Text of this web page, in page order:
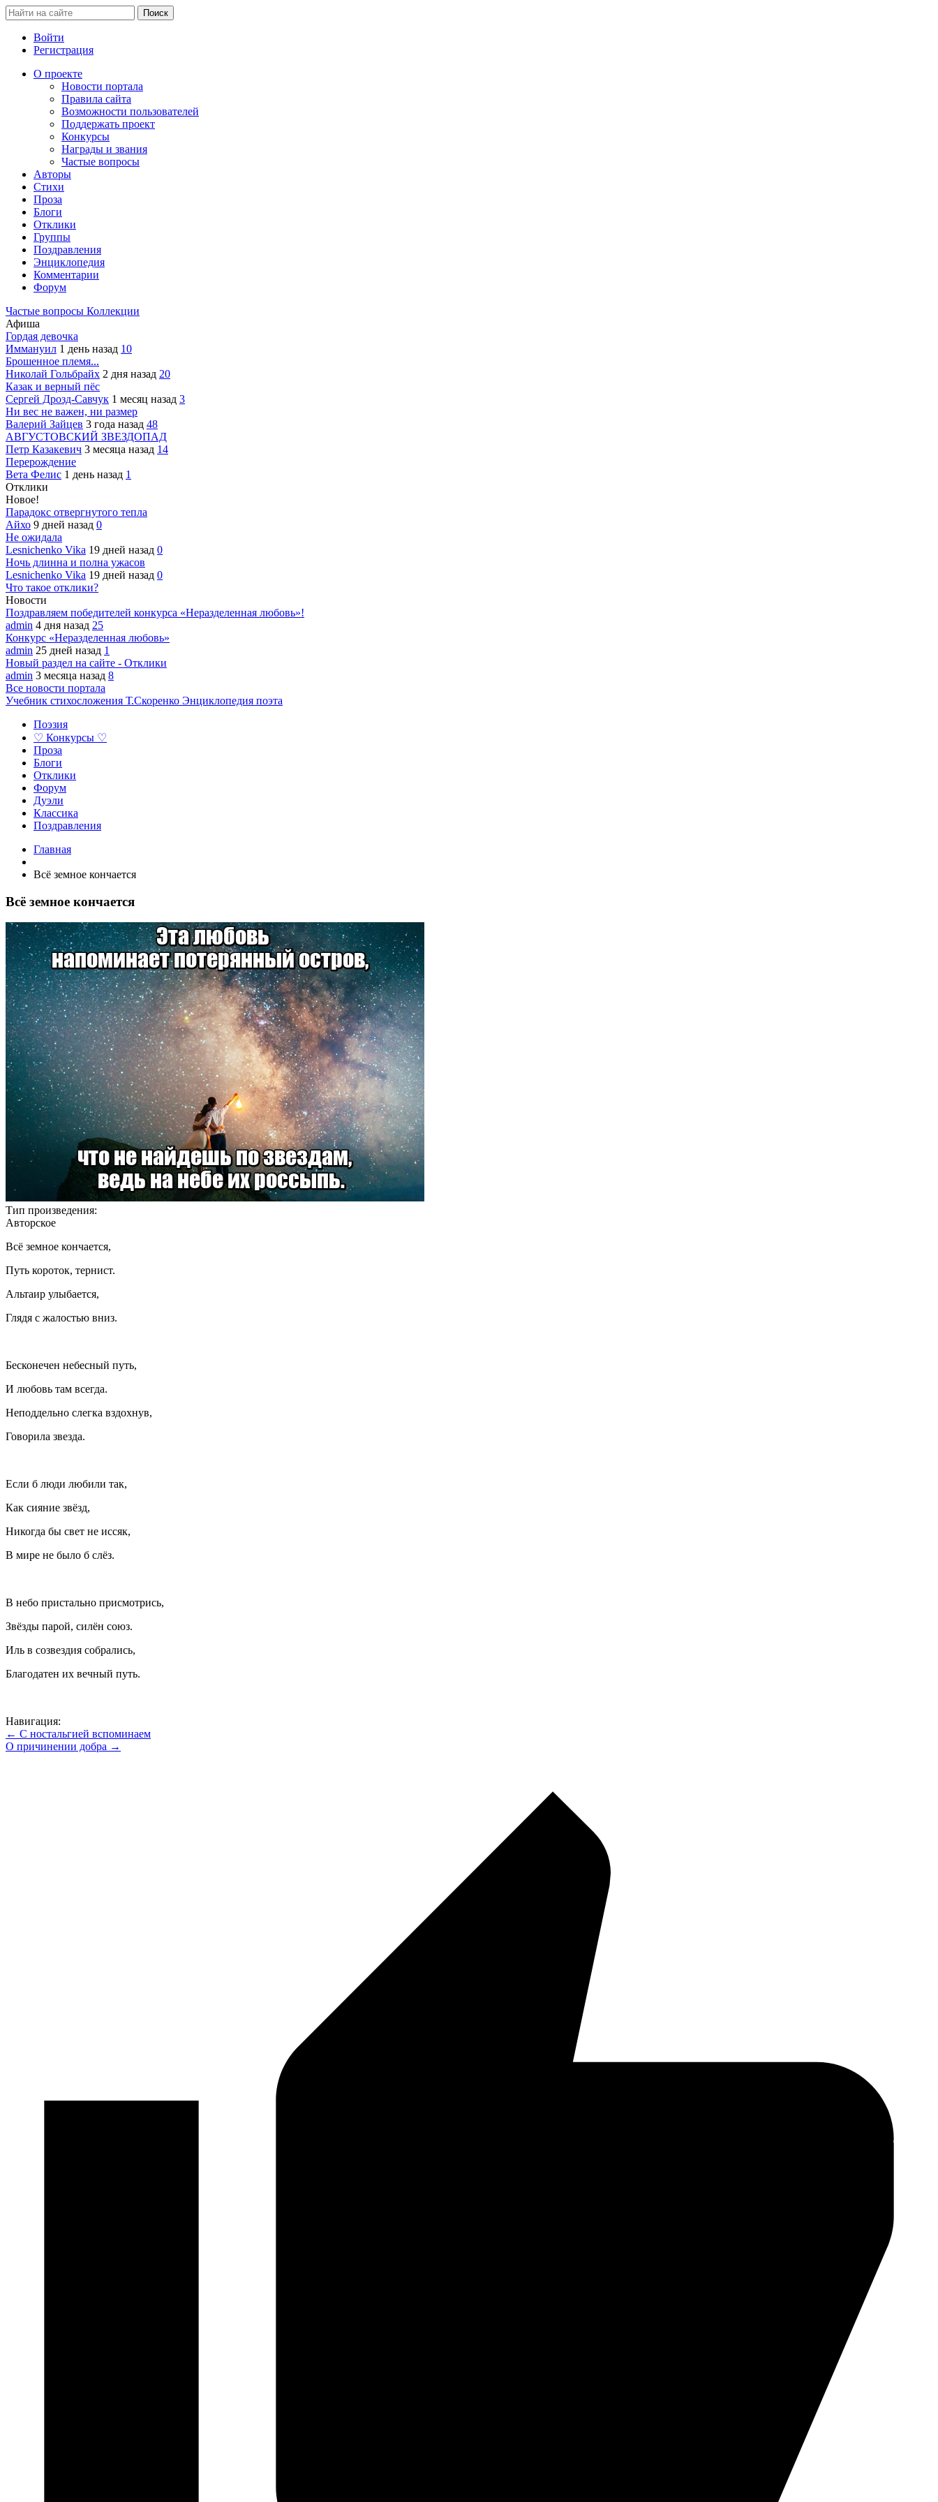
Войти
Регистрация
О проекте
Новости портала
Правила сайта
Возможности пользователей
Поддержать проект
Конкурсы
Награды и звания
Частые вопросы
Авторы
Стихи
Проза
Блоги
Отклики
Группы
Поздравления
Энциклопедия
Комментарии
Форум
Частые вопросы Коллекции
Афиша
Гордая девочка
Иммануил 1 день назад 10
Брошенное племя...
Николай Гольбрайх 2 дня назад 20
Казак и верный пёс
Сергей Дрозд-Савчук 1 месяц назад 3
Ни вес не важен, ни размер
Валерий Зайцев 3 года назад 48
АВГУСТОВСКИЙ ЗВЕЗДОПАД
Петр Казакевич 3 месяца назад 14
Перерождение
Вета Фелис 1 день назад 1
Отклики
Новое!
Парадокс отвергнутого тепла
Айхо 9 дней назад 0
Не ожидала
Lesnichenko Vika 19 дней назад 0
Ночь длинна и полна ужасов
Lesnichenko Vika 19 дней назад 0
Что такое отклики?
Новости
Поздравляем победителей конкурса «Неразделенная любовь»!
admin 4 дня назад 25
Конкурс «Неразделенная любовь»
admin 25 дней назад 1
Новый раздел на сайте - Отклики
admin 3 месяца назад 8
Все новости портала
Учебник стихосложения Т.Скоренко Энциклопедия поэта
Поэзия
♡ Конкурсы ♡
Проза
Блоги
Отклики
Форум
Дуэли
Классика
Поздравления
Главная
Всё земное кончается
Всё земное кончается
Тип произведения:
Авторское
Всё земное кончается,
Путь короток, тернист.
Альтаир улыбается,
Глядя с жалостью вниз.
Бесконечен небесный путь,
И любовь там всегда.
Неподдельно слегка вздохнув,
Говорила звезда.
Если б люди любили так,
Как сияние звёзд,
Никогда бы свет не иссяк,
В мире не было б слёз.
В небо пристально присмотрись,
Звёзды парой, силён союз.
Иль в созвездия собрались,
Благодатен их вечный путь.
Навигация:
← С ностальгией вспоминаем
О причинении добра →